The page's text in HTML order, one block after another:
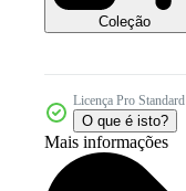
Coleção
Licença Pro Standard
O que é isto?
Mais informações